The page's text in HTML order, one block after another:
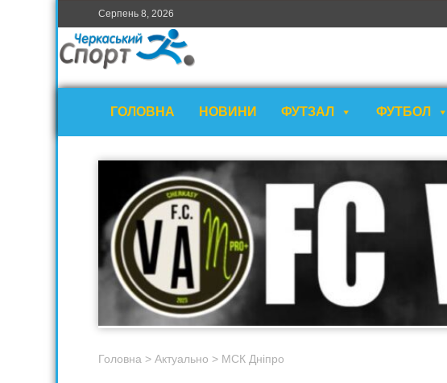
Серпень 8, 2026
ГОЛОВНА НОВИНИ ФУТЗАЛ ФУТБОЛ
Головна > Актуально > МСК Дніпро